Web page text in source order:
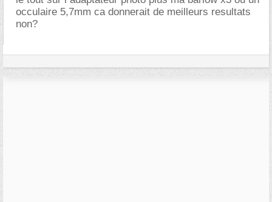
occulaire 5,7mm ca donnerait de meilleurs resultats
non?